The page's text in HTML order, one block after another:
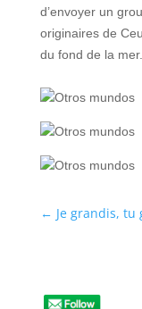
d’envoyer un
originaires de
du fond de la mer.
← Je grandis, tu